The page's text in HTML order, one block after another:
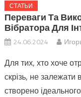
СТАТЬИ
Переваги Та
Вібратора Для
24.06.2024
Для тих, хто хоче
скрізь, не залежати
створено